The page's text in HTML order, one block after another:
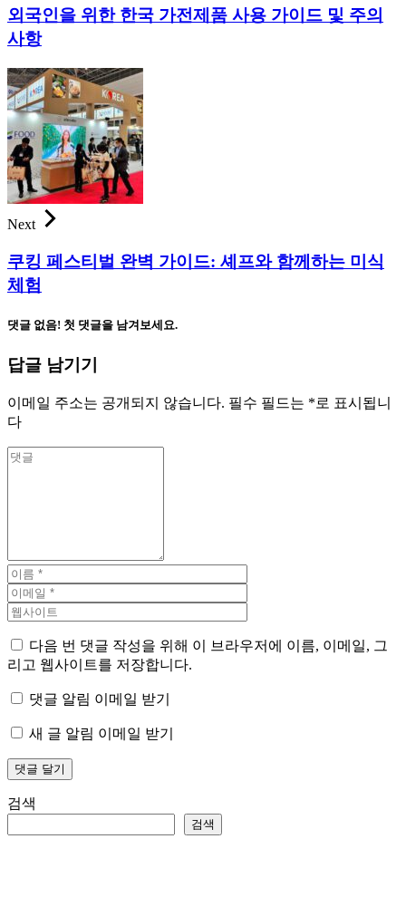
외국인을 위한 한국 가전제품 사용 가이드 및 주의
사항
Next
쿠킹 페스티벌 완벽 가이드: 셰프와 함께하는 미식
체험
댓글 없음! 첫 댓글을 남겨보세요.
답글 남기기
이메일 주소는 공개되지 않습니다. 필수 필드는 *로 표시됩니
다
다음 번 댓글 작성을 위해 이 브라우저에 이름, 이메일, 그
리고 웹사이트를 저장합니다.
댓글 알림 이메일 받기
새 글 알림 이메일 받기
검색
검색